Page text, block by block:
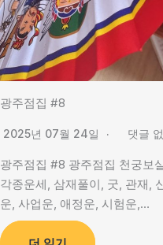
광주점집 #8
2025년 07월 24일 댓글
광주점집 #8 광주점집 천궁보
각종운세, 삼재풀이, 굿, 관재,
운, 사업운, 애정운, 시험운,…